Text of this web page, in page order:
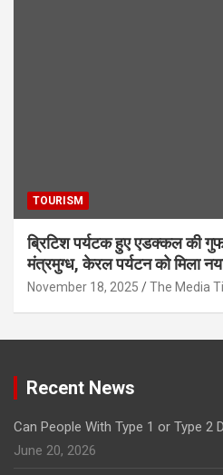
TOURISM
ब्रिटिश पर्यटक हुए एडक्कल की
मंत्रमुग्ध, केरल पर्यटन को मिला
November 18, 2025 The Media
Recent News
Can People With Type 1 or Type 2
June 20, 2026